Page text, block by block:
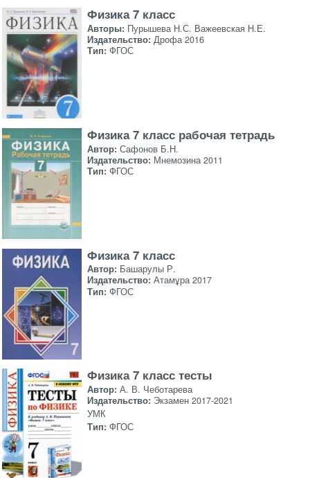
Физика 7 класс
Авторы: Пурышева Н.С. Важеевская Н.Е.
Издательство: Дрофа 2016
Тип: ФГОС
Физика 7 класс рабочая тетрадь
Автор: Сафонов Б.Н.
Издательство: Мнемозина 2011
Тип: ФГОС
Физика 7 класс
Автор: Башарулы Р.
Издательство: Атамұра 2017
Тип: ФГОС
Физика 7 класс тесты
Автор: А. В. Чеботарева
Издательство: Экзамен 2017-2021
УМК
Тип: ФГОС